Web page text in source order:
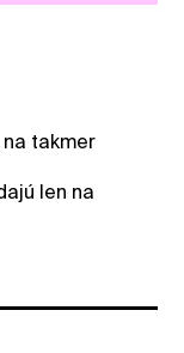
na takmer
len na